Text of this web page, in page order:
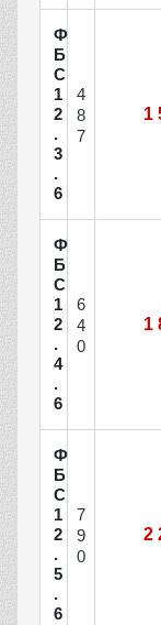
Ф
Б
С
1
2
.
3
.
6
4
8
7
1
Ф
Б
С
1
2
.
4
.
6
6
4
0
1
Ф
Б
С
1
2
.
5
.
6
7
9
0
2